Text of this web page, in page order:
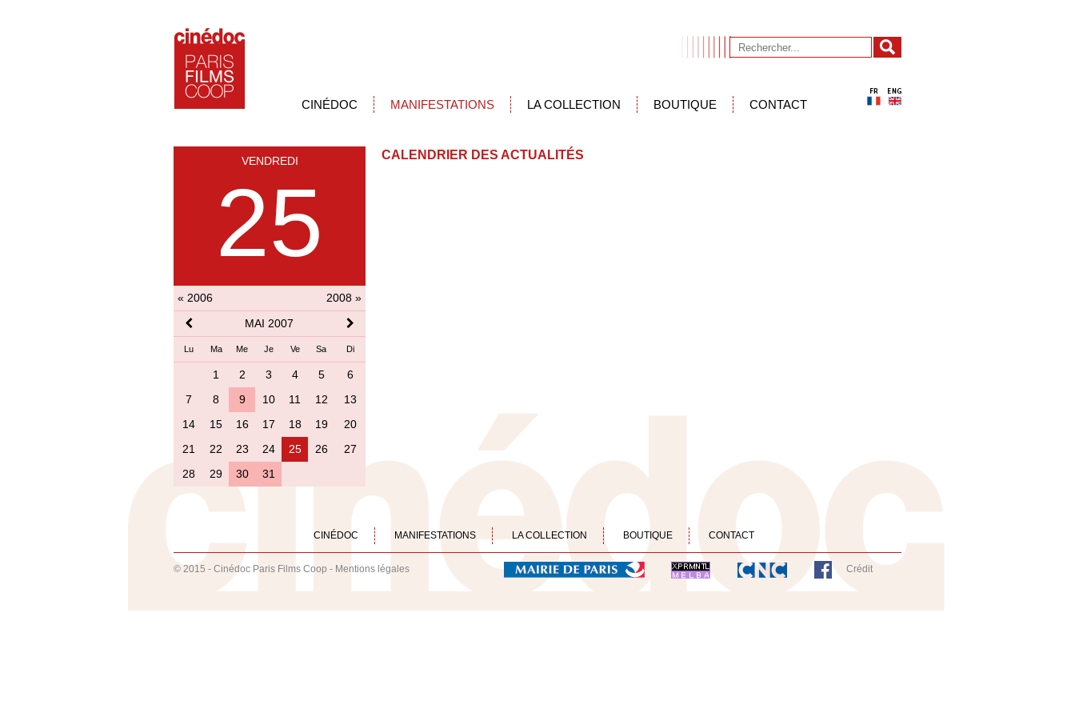
CINÉDOC MANIFESTATIONS LA COLLECTION BOUTIQUE CONTACT
VENDREDI
25
« 2006
2008 »
MAI 2007
Lu Ma Me Je Ve Sa Di
1 2 3 4 5
6
7
8 9 10 11 12
13
14
15 16 17 18 19
20
21
22 23 24 25 26
27
28
29 30 31
CALENDRIER DES ACTUALITÉS
CINÉDOC MANIFESTATIONS LA COLLECTION BOUTIQUE CONTACT
© 2015 - Cinédoc Paris Films Coop - Mentions légales Crédit